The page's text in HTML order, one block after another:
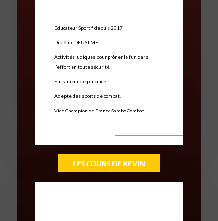
Educateur Sportif depuis 2017
Diplôme DEUST MF
Activités ludiques pour prôner le fun dans
l’effort en toute sécurité.
Entraîneur de pancrace.
Adepte des sports de combat.
Vice Champion de France Sambo Combat.
LES COURS DE KEVIN